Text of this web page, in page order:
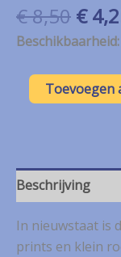
€8,50
prijs
€
€
Beschikbaarheid:
Majolica
zwarte
printjes
mt.
aantal
Toevoegen
Beschrijving
In nieuwstaat is
prints en klein